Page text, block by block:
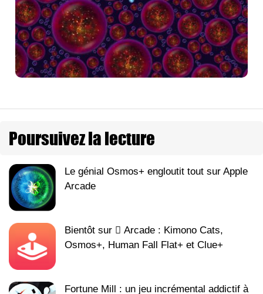
Poursuivez la lecture
Le génial Osmos+ engloutit tout sur Apple
Arcade
Bientôt sur  Arcade : Kimono Cats,
Osmos+, Human Fall Flat+ et Clue+
Fortune Mill : un jeu incrémental addictif à